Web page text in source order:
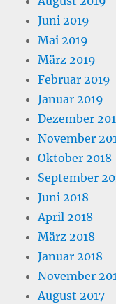
Juni 2019
Mai 2019
März 2019
Februar 2019
Januar 2019
Dezember
November
Oktober 2018
September
Juni 2018
April 2018
März 2018
Januar 2018
November
August 2017